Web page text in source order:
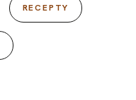
RECEPTY